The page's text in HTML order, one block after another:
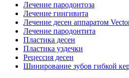
Лечение пародонтоза
Лечение гингивита
Лечение десен аппаратом
Лечение пародонтита
Пластика десен
Пластика уздечки
Рецессия десен
Шинирование зубов гибкой